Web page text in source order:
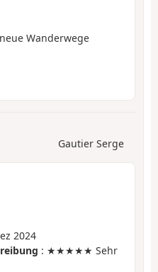
Wanderwege
Gautier Serge
2024
: ★★★★★ Sehr